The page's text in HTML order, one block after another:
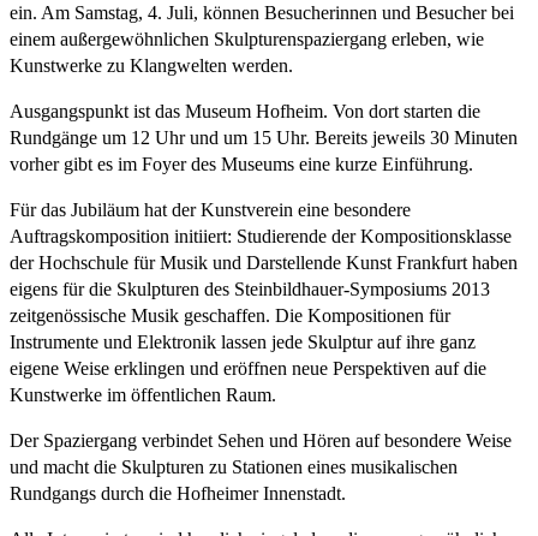
ein. Am Samstag, 4. Juli, können Besucherinnen und Besucher bei
einem außergewöhnlichen Skulpturenspaziergang erleben, wie
Kunstwerke zu Klangwelten werden.
Ausgangspunkt ist das Museum Hofheim. Von dort starten die
Rundgänge um 12 Uhr und um 15 Uhr. Bereits jeweils 30 Minuten
vorher gibt es im Foyer des Museums eine kurze Einführung.
Für das Jubiläum hat der Kunstverein eine besondere
Auftragskomposition initiiert: Studierende der Kompositionsklasse
der Hochschule für Musik und Darstellende Kunst Frankfurt haben
eigens für die Skulpturen des Steinbildhauer-Symposiums 2013
zeitgenössische Musik geschaffen. Die Kompositionen für
Instrumente und Elektronik lassen jede Skulptur auf ihre ganz
eigene Weise erklingen und eröffnen neue Perspektiven auf die
Kunstwerke im öffentlichen Raum.
Der Spaziergang verbindet Sehen und Hören auf besondere Weise
und macht die Skulpturen zu Stationen eines musikalischen
Rundgangs durch die Hofheimer Innenstadt.